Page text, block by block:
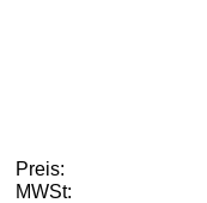
Preis:
MWSt: